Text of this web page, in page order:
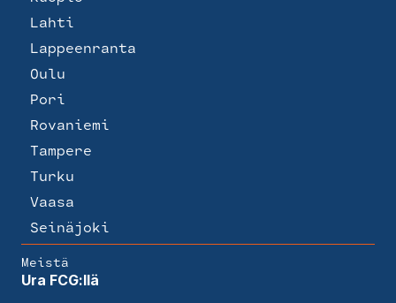
Lahti
Lappeenranta
Oulu
Pori
Rovaniemi
Tampere
Turku
Vaasa
Seinäjoki
Meistä
Ura FCG:llä